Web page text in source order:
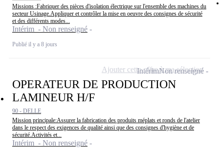
Missions :Fabriquer des pièces d'isolation électrique sur l'ensemble des machines du
secteur Usinage.Appliquer et contrôler la mise en oeuvre des consignes de sécurité
et des différents modes...
Intérim - Non renseigné
Publié il y a 8 jours
OPERATEUR DE PRODUCTION
LAMINEUR H/F
90 - DELLE
Mission principale:Assurer la fabrication des produits méplats et ronds de l'atelier
dans le respect des exigences de qualité ainsi que des consignes d'hygiène et de
sécurité.Activités et...
Intérim - Non renseigné
IntérimNon renseigné
Ajouter cette offre à ma sélection